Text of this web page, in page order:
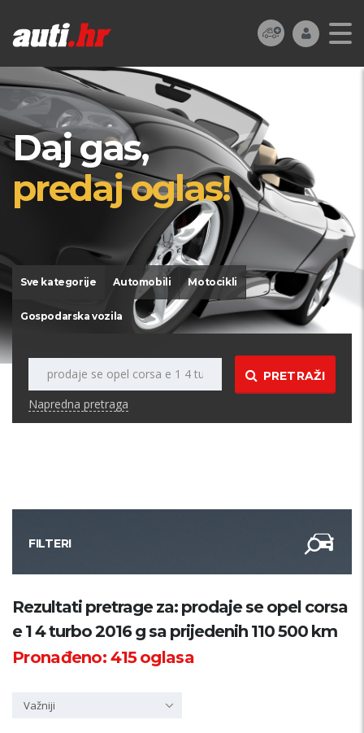
Daj gas,
predaj oglas!
Sve kategorije Automobili Motocikli
Gospodarska vozila
PRETRAŽI
Napredna pretraga
FILTERI
Kategorija
Županija
Rezultati pretrage za: prodaje se opel corsa
e 1 4 turbo 2016 g sa prijedenih 110 500 km
Pronađeno:415oglasa
Važniji